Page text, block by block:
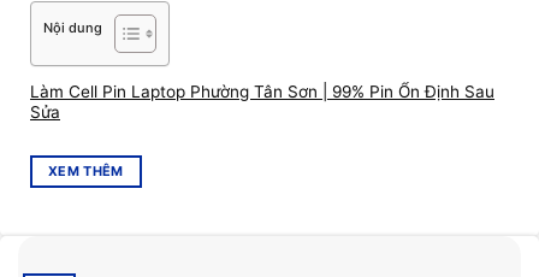
Nội dung
Làm Cell Pin Laptop Phường Tân Sơn | 99% Pin Ổn Định Sau
Sửa
XEM THÊM